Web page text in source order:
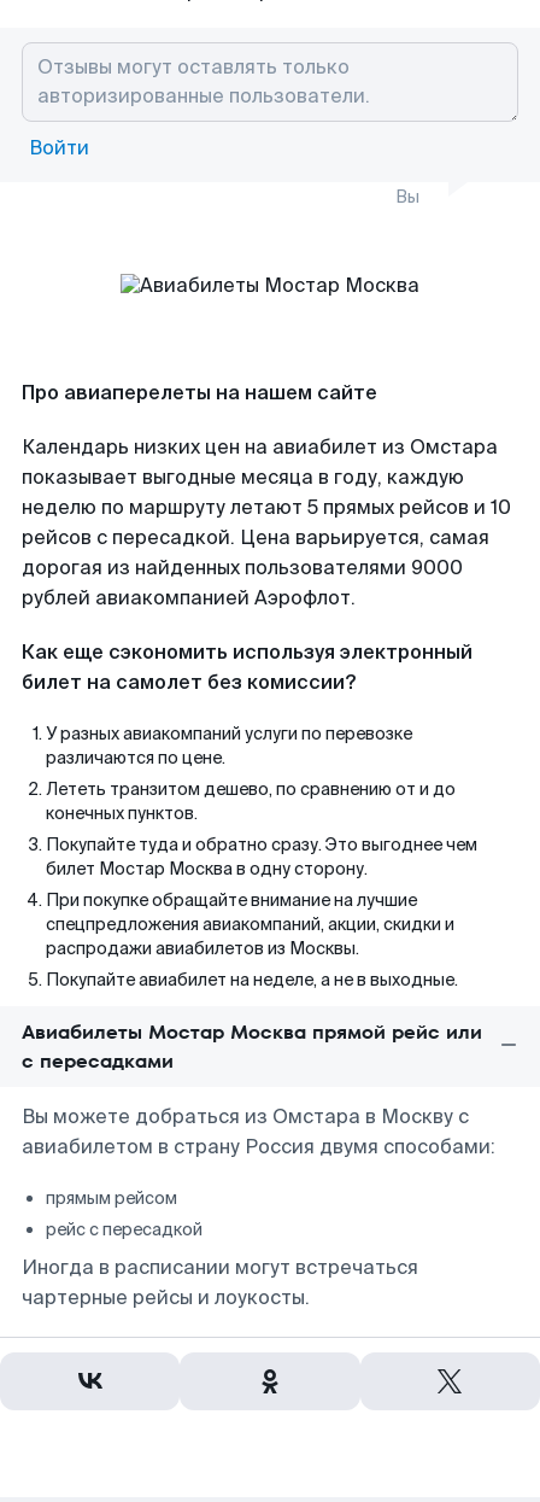
Войти
Вы
Про авиаперелеты на нашем сайте
Календарь низких цен на авиабилет из Омстара
показывает выгодные месяца в году, каждую
неделю по маршруту летают 5 прямых рейсов и 10
рейсов с пересадкой. Цена варьируется, самая
дорогая из найденных пользователями 9000
рублей авиакомпанией Аэрофлот.
Как еще сэкономить используя электронный
билет на самолет без комиссии?
У разных авиакомпаний услуги по перевозке
различаются по цене.
Лететь транзитом дешево, по сравнению от и до
конечных пунктов.
Покупайте туда и обратно сразу. Это выгоднее чем
билет Мостар Москва в одну сторону.
При покупке обращайте внимание на лучшие
спецпредложения авиакомпаний, акции, скидки и
распродажи авиабилетов из Москвы.
Покупайте авиабилет на неделе, а не в выходные.
Авиабилеты Мостар Москва прямой рейс или
с пересадками
Вы можете добраться из Омстара в Москву с
авиабилетом в страну Россия двумя способами:
прямым рейсом
рейс с пересадкой
Иногда в расписании могут встречаться
чартерные рейсы и лоукосты.